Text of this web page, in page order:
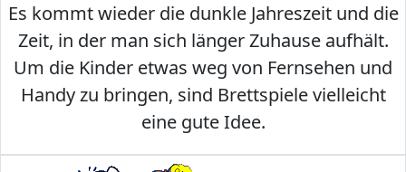
Es kommt wieder die dunkle Jahreszeit und die
Zeit, in der man sich länger Zuhause aufhält.
Um die Kinder etwas weg von Fernsehen und
Handy zu bringen, sind Brettspiele vielleicht
eine gute Idee.